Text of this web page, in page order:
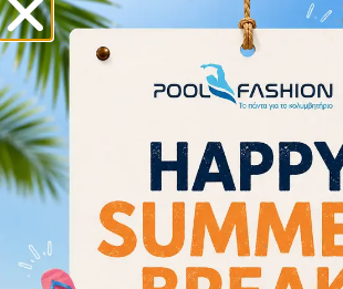
001112-910
32.00
28.80€
Επιλογή